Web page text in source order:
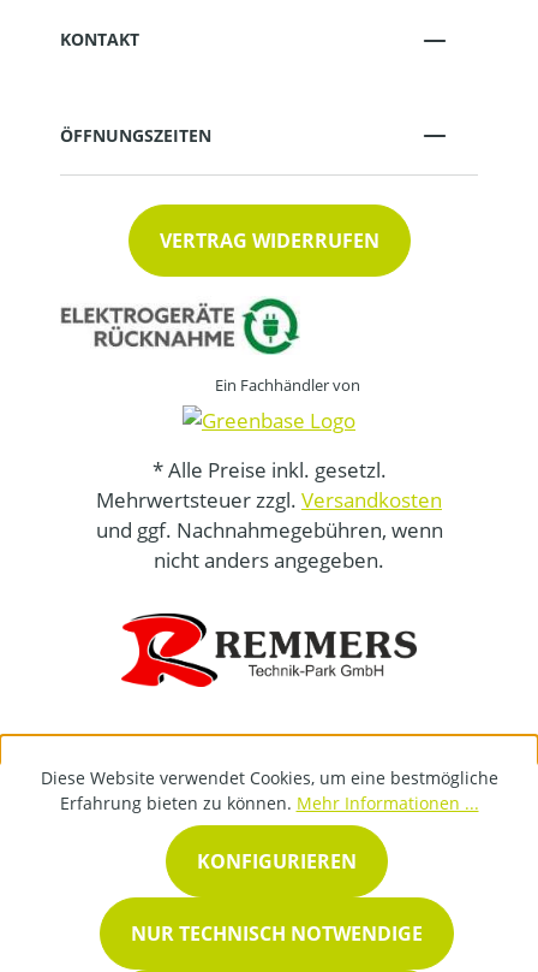
KONTAKT
ÖFFNUNGSZEITEN
VERTRAG WIDERRUFEN
Ein Fachhändler von
* Alle Preise inkl. gesetzl.
Mehrwertsteuer zzgl. Versandkosten
und ggf. Nachnahmegebühren, wenn
nicht anders angegeben.
Diese Website verwendet Cookies, um eine bestmögliche
Erfahrung bieten zu können. Mehr Informationen ...
NUR TECHNISCH NOTWENDIGE
KONFIGURIEREN